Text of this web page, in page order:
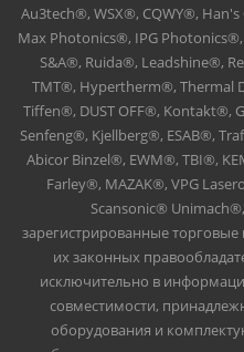
Au3tech®, WSX®, CQWY®,
Max Photonics®, IPG
S&A®, Ruida®, Leadshine®,
TMT®, Hypertherm®, Thermal
Tiffen®, DUST OFF®, Kontakt®,
Senfeng®, Kjellberg®, ESAB®,
Abicor Binzel®, EWM®, TBI®,
Farley®, MAZAK®, VPG
Scansonic®
зарегистрированные
их законных
исключительно в
совместимости,
оборудования и